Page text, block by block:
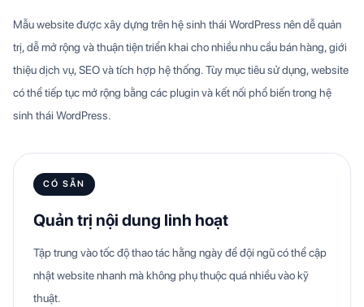
Mẫu website được xây dựng trên hệ sinh thái WordPress nên dễ quản
trị, dễ mở rộng và thuận tiện triển khai cho nhiều nhu cầu bán hàng, giới
thiệu dịch vụ, SEO và tích hợp hệ thống. Tùy mục tiêu sử dụng, website
có thể tiếp tục mở rộng bằng các plugin và kết nối phổ biến trong hệ
sinh thái WordPress.
CÓ SẴN
Quản trị nội dung linh hoạt
Tập trung vào tốc độ thao tác hằng ngày để đội ngũ có thể cập
nhật website nhanh mà không phụ thuộc quá nhiều vào kỹ
thuật.